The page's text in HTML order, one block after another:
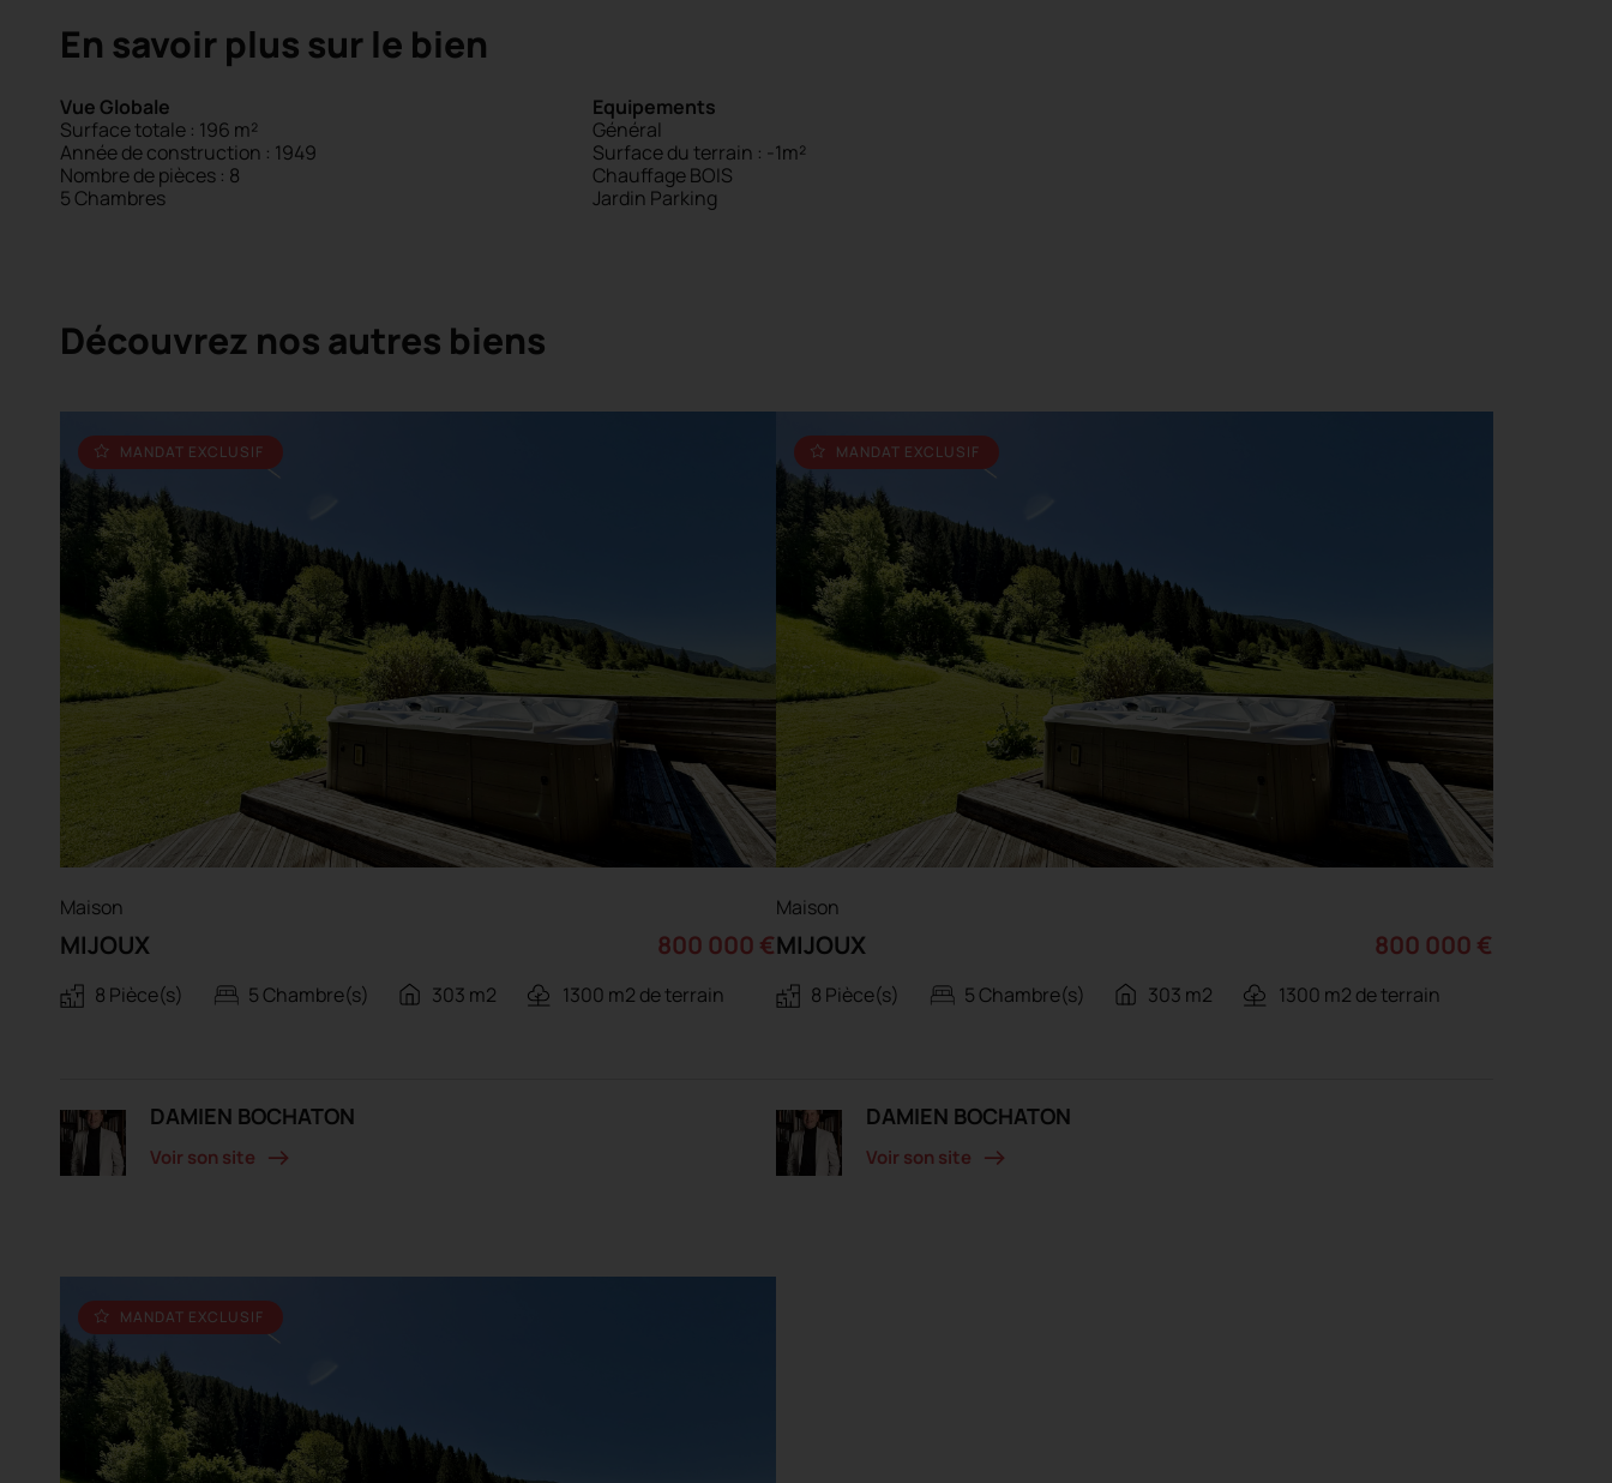
En savoir plus sur le bien
Vue Globale
Surface totale : 196 m²
Année de construction : 1949
Nombre de pièces : 8
5 Chambres
Equipements
Général
Surface du terrain : -1m²
Chauffage BOIS
Jardin Parking
Découvrez nos autres biens
MANDAT EXCLUSIF
Maison
MIJOUX 800 000 €
8 Pièce(s) 5 Chambre(s) 303 m2 1300 m2 de terrain
DAMIEN BOCHATON
Voir son site
MANDAT EXCLUSIF
Maison
MIJOUX 800 000 €
8 Pièce(s) 5 Chambre(s) 303 m2 1300 m2 de terrain
DAMIEN BOCHATON
Voir son site
MANDAT EXCLUSIF